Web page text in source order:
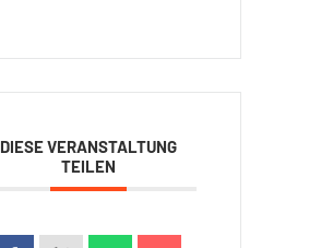
DIESE VERANSTALTUNG
TEILEN